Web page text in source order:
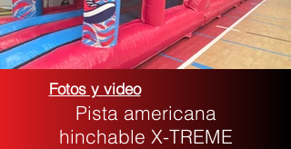
Fotos y video
Pista americana
hinchable X-TREME